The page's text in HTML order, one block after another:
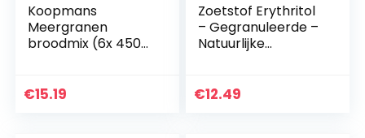
Koopmans
Meergranen
broodmix (6x 450g
mix geschikt voor 1
€15.19
Zoetstof Erythritol
– Gegranuleerde –
Natuurlijke
Glycemische Index
€12.49